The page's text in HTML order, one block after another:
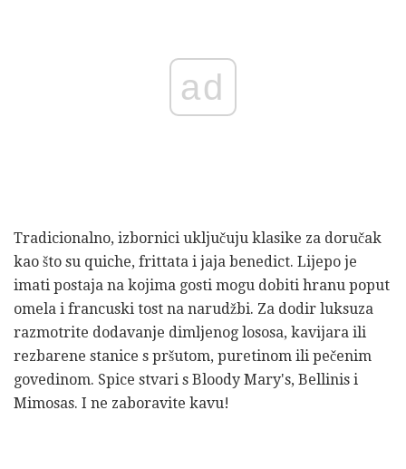
ad
Tradicionalno, izbornici uključuju klasike za doručak
kao što su quiche, frittata i jaja benedict. Lijepo je
imati postaja na kojima gosti mogu dobiti hranu poput
omela i francuski tost na narudžbi. Za dodir luksuza
razmotrite dodavanje dimljenog lososa, kavijara ili
rezbarene stanice s pršutom, puretinom ili pečenim
govedinom. Spice stvari s Bloody Mary's, Bellinis i
Mimosas. I ne zaboravite kavu!